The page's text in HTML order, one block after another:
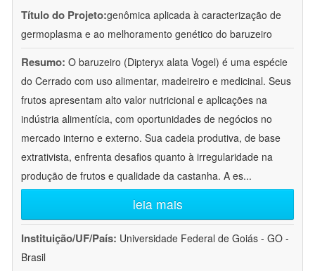
Título do Projeto:genômica aplicada à caracterização de
germoplasma e ao melhoramento genético do baruzeiro
Resumo: O baruzeiro (Dipteryx alata Vogel) é uma espécie
do Cerrado com uso alimentar, madeireiro e medicinal. Seus
frutos apresentam alto valor nutricional e aplicações na
indústria alimentícia, com oportunidades de negócios no
mercado interno e externo. Sua cadeia produtiva, de base
extrativista, enfrenta desafios quanto à irregularidade na
produção de frutos e qualidade da castanha. A es...
leia mais
Instituição/UF/País: Universidade Federal de Goiás - GO -
Brasil